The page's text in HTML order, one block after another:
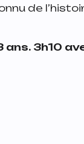
de
ans. 3h10